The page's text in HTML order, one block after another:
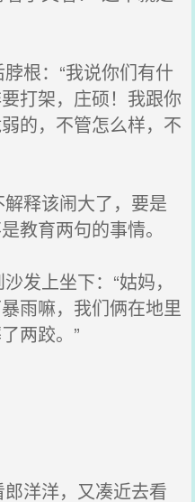
根：“我说你们有什
打架，庄硕！我跟你
的，不管怎么样，不
释该闹大了，要是
教育两句的事情。
发上坐下：“姑妈，
雨嘛，我们俩在地里
两跤。”
洋洋，又凑近去看